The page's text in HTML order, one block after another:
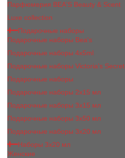
Парфюмерия BEA'S Beauty & Scent
Luxe collection
Подарочные наборы
Подарочные наборы Bea's
Подарочные наборы 4х5ml
Подарочные наборы Victoria's Secret
Подарочные наборы
Подарочные наборы 2x15 мл
Подарочные наборы 3х15 мл
Подарочные наборы 3x50 мл
Подарочные наборы 3x20 мл
Наборы 3х20 мл
Женские